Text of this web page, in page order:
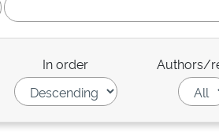
In order Authors/